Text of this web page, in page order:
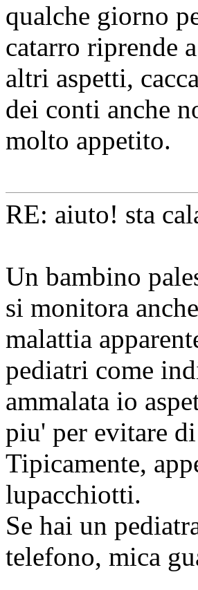
qualche giorno
catarro riprende
altri aspetti,
dei conti anche
molto appetito.
RE: aiuto! sta
Un bambino
si monitora
malattia
pediatri come
ammalata io
piu' per evitare
Tipicamente,
lupacchiotti.
Se hai un
telefono, mica